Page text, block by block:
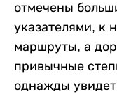
отмечены
указателями, к
маршруты, а
привычные
однажды